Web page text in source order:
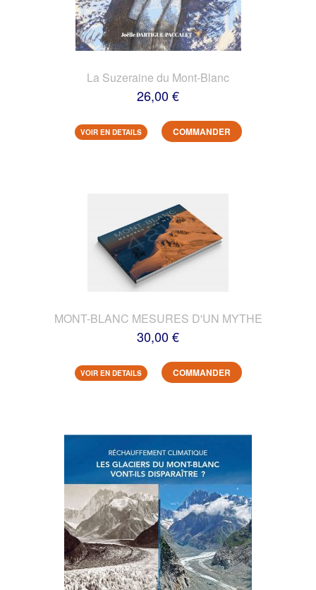
La Suzeraine du Mont-Blanc
26,00 €
VOIR EN DETAILS COMMANDER
MONT-BLANC MESURES D'UN MYTHE
30,00 €
VOIR EN DETAILS COMMANDER